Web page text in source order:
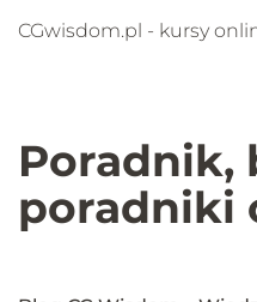
CGwisdom.pl - kursy
Poradnik,
poradniki